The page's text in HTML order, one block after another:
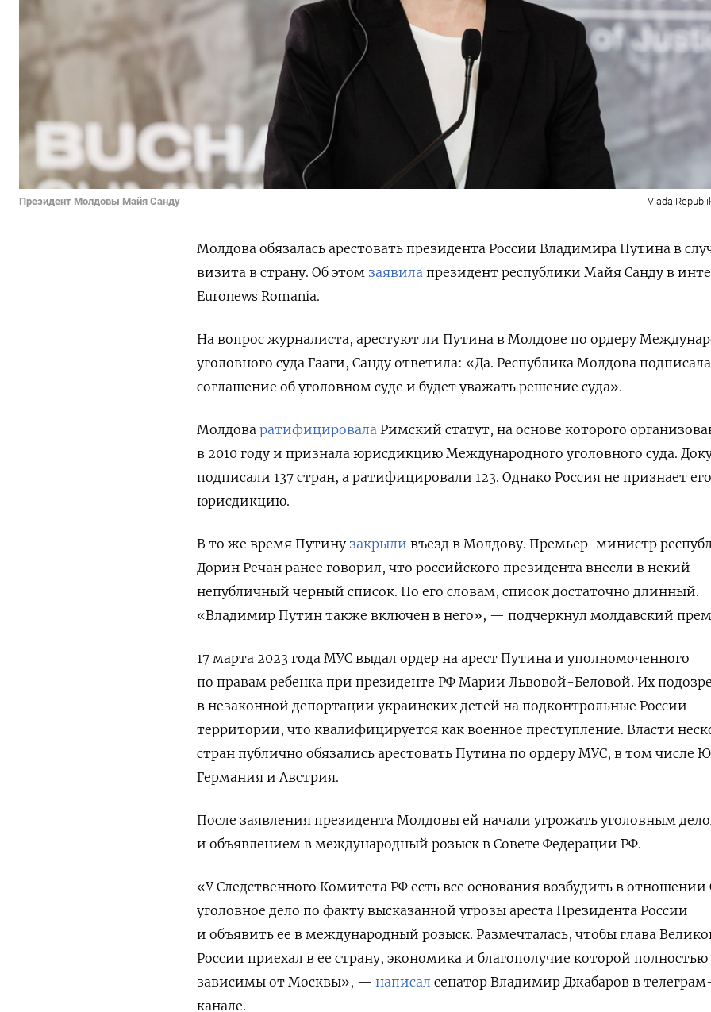
Президент Молдовы Майя Санду Vlada
Молдова обязалась арестовать президента России Владимира Путина в
визита в страну. Об этом заявила президент республики Майя Санду в
Euronews Romania.
На вопрос журналиста, арестуют ли Путина в Молдове по ордеру
уголовного суда Гааги, Санду ответила: «Да. Республика Молдова подписала
соглашение об уголовном суде и будет уважать решение суда».
Молдова ратифицировала Римский статут, на основе которого
в 2010 году и признала юрисдикцию Международного уголовного суда.
подписали 137 стран, а ратифицировали 123. Однако Россия не признает его
юрисдикцию.
В то же время Путину закрыли въезд в Молдову. Премьер-министр
Дорин Речан ранее говорил, что российского президента внесли в некий
непубличный черный список. По его словам, список достаточно длинный.
«Владимир Путин также включен в него», — подчеркнул молдавский
17 марта 2023 года МУС выдал ордер на арест Путина и уполномоченного
по правам ребенка при президенте РФ Марии Львовой-Беловой. Их
в незаконной депортации украинских детей на подконтрольные России
территории, что квалифицируется как военное преступление. Власти
стран публично обязались арестовать Путина по ордеру МУС, в том числе
Германия и Австрия.
После заявления президента Молдовы ей начали угрожать уголовным
и объявлением в международный розыск в Совете Федерации РФ.
«У Следственного Комитета РФ есть все основания возбудить в отношении
уголовное дело по факту высказанной угрозы ареста Президента России
и объявить ее в международный розыск. Размечталась, чтобы глава
России приехал в ее страну, экономика и благополучие которой полностью
зависимы от Москвы», — написал сенатор Владимир Джабаров в
канале.